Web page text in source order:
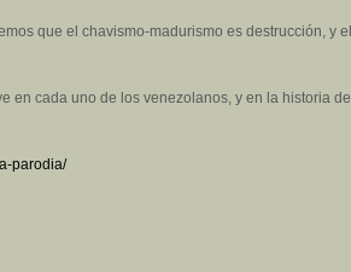
que el chavismo-madurismo es destrucción, y el
en cada uno de los venezolanos, y en la historia de
parodia/